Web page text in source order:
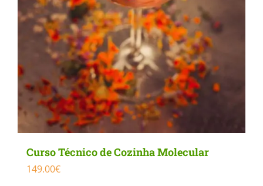
Curso Técnico de Cozinha Molecular
149.00€